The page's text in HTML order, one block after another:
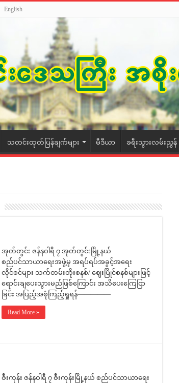
English
သတင်းထုတ်ပြန်ချက်များ မီဒီယာ ခရီးသွားလမ်းညွှန်
အုတ်တွင်း ဇန်နဝါရီ ၇ အုတ်တွင်းမြို့နယ်
စည်ပင်သာယာရေးအဖွဲ့မှ အရပ်ရပ်အခွင့်အရေး
လိုင်စင်များ သက်တမ်းတိုးစနစ်/ ဈေးပြိုင်စနစ်များဖြင့်
ရောင်းချပေးသွားမည်ဖြစ်ကြောင်း အသိပေးကြေငြာ
ခြင်း အပြည့်အစုံကြည့်ရှုရန်—————
Read More »
ဇီးကုန်း ဇန်နဝါရီ ၇ ဇီးကုန်းမြို့နယ် စည်ပင်သာယာရေး